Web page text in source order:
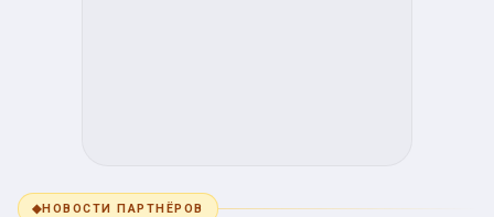
◆НОВОСТИ ПАРТНЁРОВ